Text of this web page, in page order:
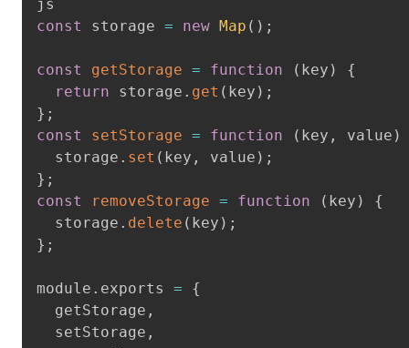
const storage = new Map ( ) ;
const getStorage = function ( key )
{
return storage . get ( key ) ;
} ;
const
setStorage = function ( key , value )
  storage
. set ( key , value ) ;
} ;
const
removeStorage = function ( key )
{
  storage
. delete ( key ) ;
} ;
module . exports =
{
  getStorage
,
  setStorage
,